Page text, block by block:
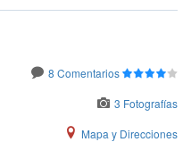
8 Comentarios
3 Fotografías
Mapa y Direcciones